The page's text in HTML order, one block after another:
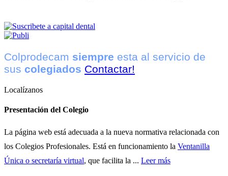
Colprodecam siempre esta al servicio de
sus colegiados Contactar!
Localízanos
Presentación del Colegio
La página web está adecuada a la nueva normativa relacionada con
los Colegios Profesionales. Está en funcionamiento la Ventanilla
Única o secretaría virtual, que facilita la ... Leer más